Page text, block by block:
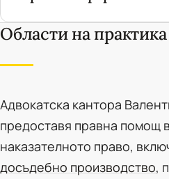
Области на практика
Адвокатска кантора
предоставя правна помощ
наказателното право,
досъдебно производство,